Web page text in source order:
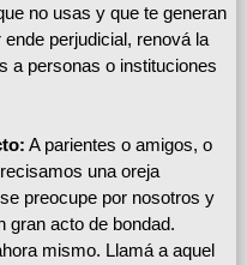
no usas y que te generan
perjudicial, renová la
a personas o instituciones
A parientes o amigos, o
una oreja
preocupe por nosotros y
gran acto de bondad.
mismo. Llamá a aquel